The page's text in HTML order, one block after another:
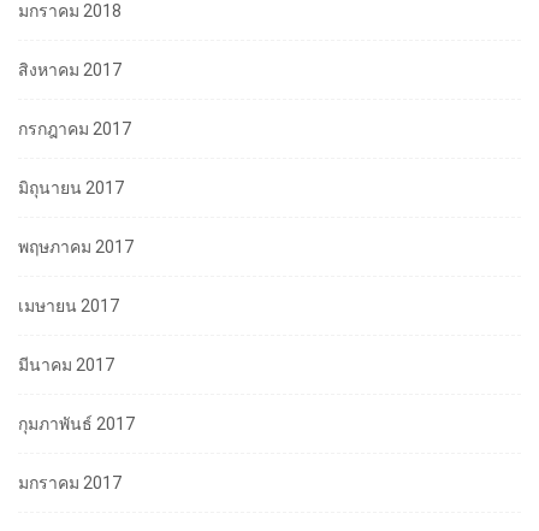
มกราคม 2018
สิงหาคม 2017
กรกฎาคม 2017
มิถุนายน 2017
พฤษภาคม 2017
เมษายน 2017
มีนาคม 2017
กุมภาพันธ์ 2017
มกราคม 2017